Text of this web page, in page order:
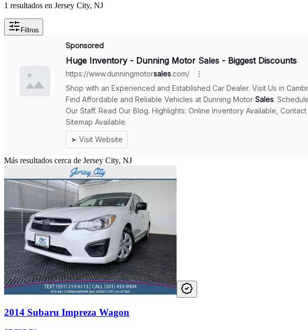
1 resultados en Jersey City, NJ
Filtros
Más resultados cerca de Jersey City, NJ
2014 Subaru Impreza Wagon